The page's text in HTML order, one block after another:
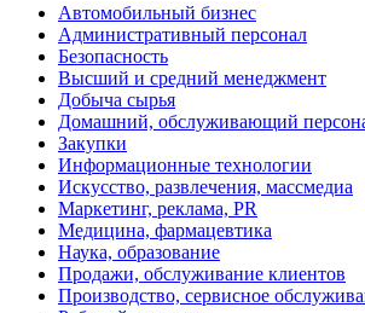
Автомобильный бизнес
Административный персонал
Безопасность
Высший и средний менеджмент
Добыча сырья
Домашний, обслуживающий
Закупки
Информационные технологии
Искусство, развлечения, массмедиа
Маркетинг, реклама, PR
Медицина, фармацевтика
Наука, образование
Продажи, обслуживание клиентов
Производство, сервисное